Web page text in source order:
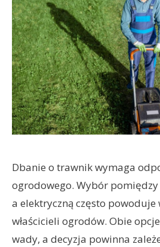
Dbanie o trawnik wymaga
ogrodowego. Wybór
a elektryczną często
właścicieli ogrodów. Obie
wady, a decyzja powinna